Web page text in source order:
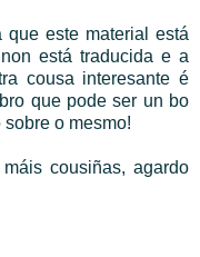
que este material está
está traducida e a
cousa interesante é
que pode ser un bo
o mesmo!
cousiñas, agardo